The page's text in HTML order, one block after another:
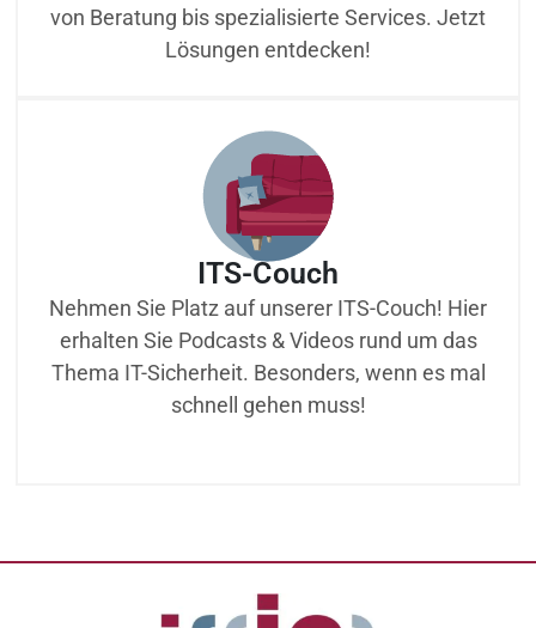
von Beratung bis spezialisierte Services. Jetzt
Lösungen entdecken!
ITS-Couch
Nehmen Sie Platz auf unserer ITS-Couch! Hier
erhalten Sie Podcasts & Videos rund um das
Thema IT-Sicherheit. Besonders, wenn es mal
schnell gehen muss!